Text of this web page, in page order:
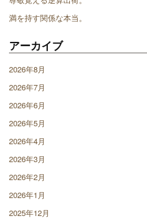
満を持す関係な本当。
アーカイブ
2026年8月
2026年7月
2026年6月
2026年5月
2026年4月
2026年3月
2026年2月
2026年1月
2025年12月